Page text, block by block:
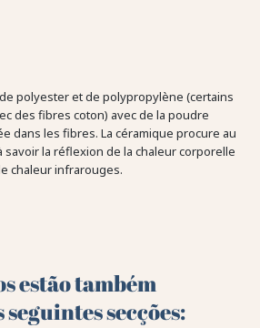
polyester et de polypropylène (certains
des fibres coton) avec de la poudre
dans les fibres. La céramique procure au
la réflexion de la chaleur corporelle
chaleur infrarouges.
estão também
secções: